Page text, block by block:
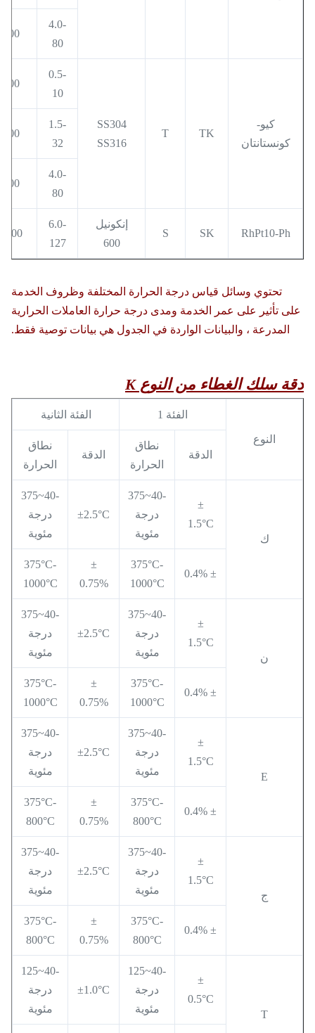
4.0-
80
800
كيو-
كونستانتان
TK
T
SS304
SS316
0.5-
10
400
1.5-
32
600
4.0-
80
800
RhPt10-Ph
SK
S
إنكونيل
600
6.0-
127
1100
تحتوي وسائل قياس درجة الحرارة المختلفة وظروف الخدمة
على تأثير على عمر الخدمة ومدى درجة حرارة العاملات الحرارية
المدرعة ، والبيانات الواردة في الجدول هي بيانات توصية فقط.
دقة سلك الغطاء من النوع K
النوع
الفئة 1 الفئة الثانية
الدقة
نطاق
الحرارة
الدقة
نطاق
الحرارة
ك
±
1.5°C
-40~375
درجة
مئوية
±2.5°C
-40~375
درجة
مئوية
± 0.4%
375°C-
1000°C
±
0.75%
375°C-
1000°C
ن
±
1.5°C
-40~375
درجة
مئوية
±2.5°C
-40~375
درجة
مئوية
± 0.4%
375°C-
1000°C
±
0.75%
375°C-
1000°C
E
±
1.5°C
-40~375
درجة
مئوية
±2.5°C
-40~375
درجة
مئوية
± 0.4%
375°C-
800°C
±
0.75%
375°C-
800°C
ج
±
1.5°C
-40~375
درجة
مئوية
±2.5°C
-40~375
درجة
مئوية
± 0.4%
375°C-
800°C
±
0.75%
375°C-
800°C
T
±
0.5°C
-40~125
درجة
مئوية
±1.0°C
-40~125
درجة
مئوية